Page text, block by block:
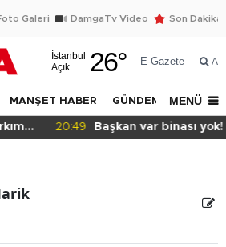
Galeri DamgaTv Video Son Dakika
İstanbul
Açık
26° E-Gazete Ara
MANŞET HABER GÜNDEM DÜNYA
MENÜ
yok!